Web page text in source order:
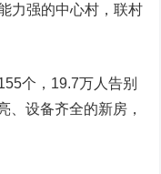
力强的中心村，联村
个，19.7万人告别
、设备齐全的新房，